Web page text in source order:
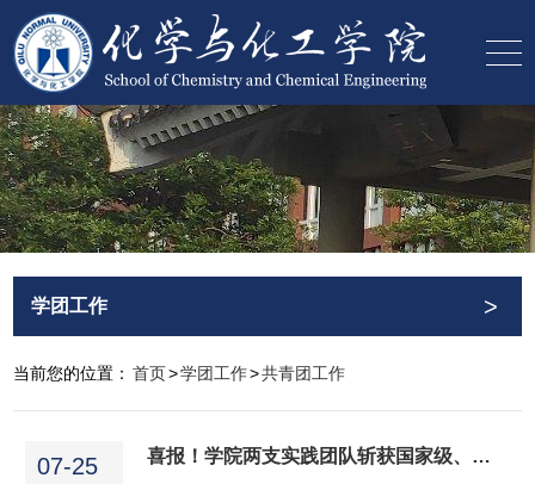
学团工作 >
当前您的位置： 首页>学团工作>共青团工作
07-25 喜报！学院两支实践团队斩获国家级、省级专项立项